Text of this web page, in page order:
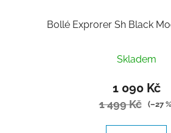
Bollé Exprorer Sh Black
Skladem
1 090 Kč
1 499 Kč (–27